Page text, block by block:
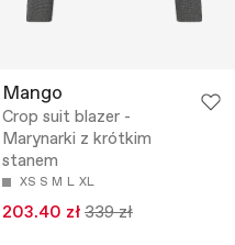
Mango
Crop suit blazer -
Marynarki z krótkim
stanem
XS S M L XL
203.40 zł 339 zł